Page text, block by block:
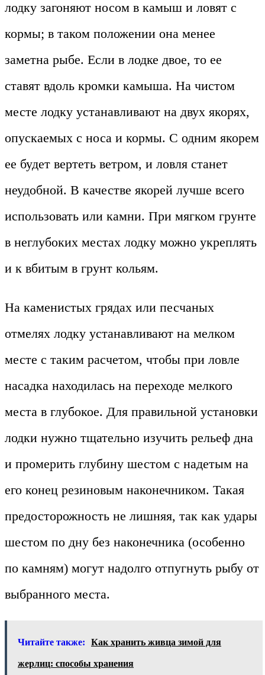
лодку загоняют носом в камыш и ловят с
кормы; в таком положении она менее
заметна рыбе. Если в лодке двое, то ее
ставят вдоль кромки камыша. На чистом
месте лодку устанавливают на двух якорях,
опускаемых с носа и кормы. С одним якорем
ее будет вертеть ветром, и ловля станет
неудобной. В качестве якорей лучше всего
использовать или камни. При мягком грунте
в неглубоких местах лодку можно укреплять
и к вбитым в грунт кольям.
На каменистых грядах или песчаных
отмелях лодку устанавливают на мелком
месте с таким расчетом, чтобы при ловле
насадка находилась на переходе мелкого
места в глубокое. Для правильной установки
лодки нужно тщательно изучить рельеф дна
и промерить глубину шестом с надетым на
его конец резиновым наконечником. Такая
предосторожность не лишняя, так как удары
шестом по дну без наконечника (особенно
по камням) могут надолго отпугнуть рыбу от
выбранного места.
Читайте также: Как хранить живца зимой для
жерлиц: способы хранения